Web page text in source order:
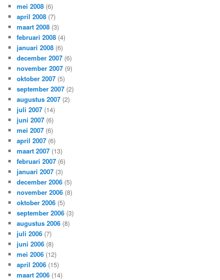
mei 2008 (6)
april 2008 (7)
maart 2008 (3)
februari 2008 (4)
januari 2008 (6)
december 2007 (6)
november 2007 (9)
oktober 2007 (5)
september 2007 (2)
augustus 2007 (2)
juli 2007 (14)
juni 2007 (6)
mei 2007 (6)
april 2007 (6)
maart 2007 (13)
februari 2007 (6)
januari 2007 (3)
december 2006 (5)
november 2006 (8)
oktober 2006 (5)
september 2006 (3)
augustus 2006 (8)
juli 2006 (7)
juni 2006 (8)
mei 2006 (12)
april 2006 (15)
maart 2006 (14)